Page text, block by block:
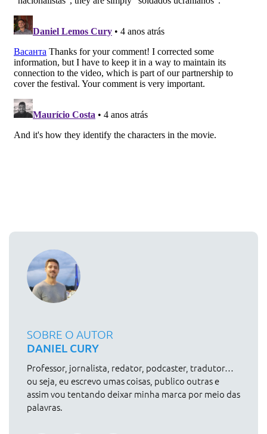
SOBRE O AUTOR
DANIEL CURY
Professor, jornalista, redator, podcaster, tradutor…
ou seja, eu escrevo umas coisas, publico outras e
assim vou tentando deixar minha marca por meio das
palavras.